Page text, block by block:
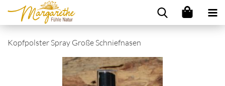
Kopfpolster Spray Große Schniefnasen